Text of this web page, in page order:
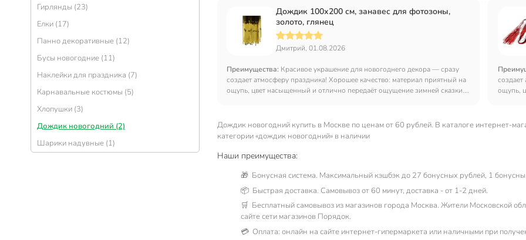
Гирлянды (23)
Елки (17)
Панно декоративные (12)
Бусы новогодние (11)
Наклейки для праздника (7)
Карнавальные костюмы (5)
Хлопушки (3)
Дождик новогодний (2)
Шарики надувные (1)
Дождик 100х200 см, занавес для фотозоны,
золото, глянец
Дмитрий, 01.08.2026
Преимущества: Красивое украшение для новогоднего декора — сразу
создает атмосферу праздника! Хорошее качество: материал приятный на
ощупь, цвет насыщенный и отлично передаёт ощущение зимней сказки.
композицию: добавили ей объёма и фактурности, смотрятся очень
гармонично.
ощупь,
Дождик новогодний купить в Москве по ценам от 60 рублей. В каталоге интернет-
категории «дождик новогодний» в наличии
Наши преимущества:
🎁 Бонусная система. Максимальный кэшбэк до 27 бонусных рублей, 1
📦 Быстрая доставка. Самовывоз от 60 минут, доставка - от 1-2 дней.
🛒 Бесплатный самовывоз из магазинов города Москва. Жители Московской
сайте сети магазинов Порядок.
💳 Оплата: онлайн на сайте интернет-гипермаркета или наличными при